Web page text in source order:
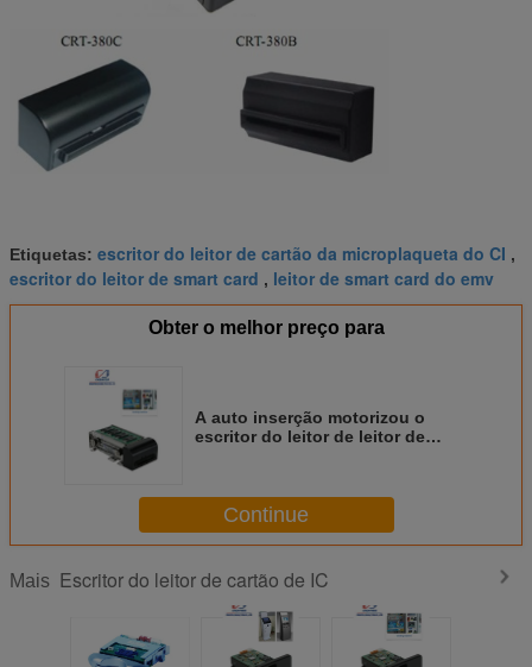
Etiquetas: escritor do leitor de cartão da microplaqueta do CI ,
escritor do leitor de smart card , leitor de smart card do emv
Obter o melhor preço para
A auto inserção motorizou o
escritor do leitor de leitor de
Continue
Mais Escritor do leitor de cartão de IC